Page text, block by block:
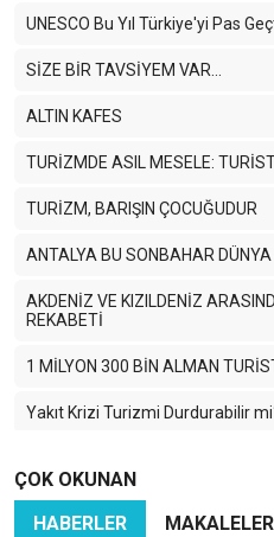
UNESCO Bu Yıl Türkiye'yi Pas
SİZE BİR TAVSİYEM VAR…
ALTIN KAFES
TURİZMDE ASIL MESELE:
TURİZM, BARIŞIN ÇOCUĞUDUR
ANTALYA BU SONBAHAR
AKDENİZ VE KIZILDENİZ
REKABETİ
1 MİLYON 300 BİN ALMAN
Yakıt Krizi Turizmi Durdurabilir
Savaş Dünya Turizmini Vurdu
ÇOK OKUNAN
HABERLER
MAKALELER